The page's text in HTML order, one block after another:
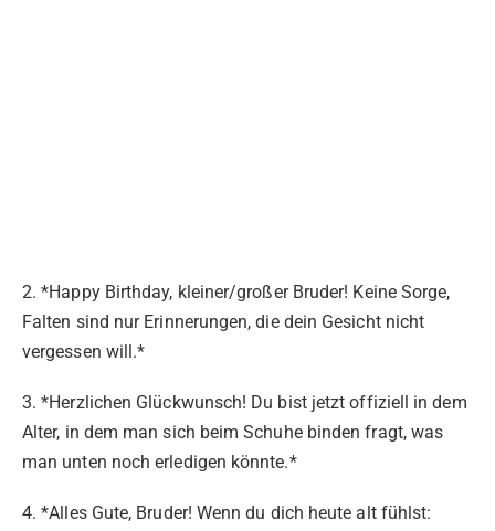
2. *Happy Birthday, kleiner/großer Bruder! Keine Sorge,
Falten sind nur Erinnerungen, die dein Gesicht nicht
vergessen will.*
3. *Herzlichen Glückwunsch! Du bist jetzt offiziell in dem
Alter, in dem man sich beim Schuhe binden fragt, was
man unten noch erledigen könnte.*
4. *Alles Gute, Bruder! Wenn du dich heute alt fühlst: